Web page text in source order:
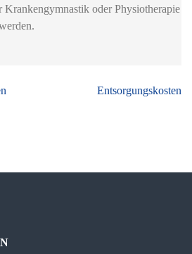
Krankengymnastik oder Physiotherapie
Entsorgungskosten